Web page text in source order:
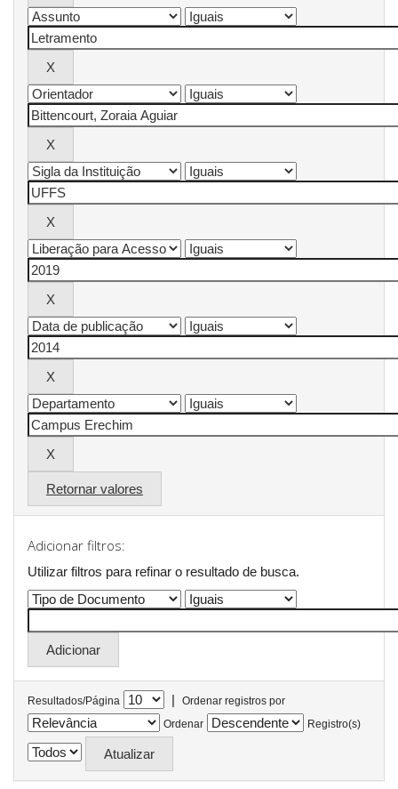
Retornar valores
Adicionar filtros:
Utilizar filtros para refinar o resultado de busca.
Resultados/Página |
Ordenar registros por
Ordenar
Registro(s)